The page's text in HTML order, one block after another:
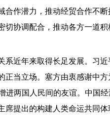
合作潜力，推动经贸合作不
切协调配合，推动各方一道
系近年来取得长足发展。习
正当立场。塞方由衷感谢中
进两国人民间的友谊。中国
提出的构建人类命运共同